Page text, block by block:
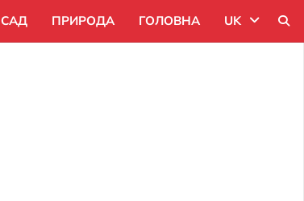
САД ПРИРОДА ГОЛОВНА UK